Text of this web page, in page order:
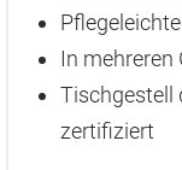
In mehreren
Tischgestell
zertifiziert